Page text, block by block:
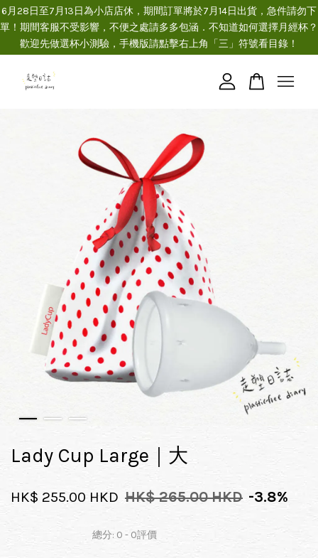
6月28日至7月13日為小店店休，期間訂單將於7月14日出貨，急件請勿下
單！期間客服不受影響，不便之處請多多包涵．不知道如何選擇月經杯？
歡迎先做選杯小測驗，手機版請點擊右上角「三」符號看目錄！
Lady Cup Large｜大
HK$ 255.00 HKD HK$ 265.00 HKD -3.8%
總分: 0 - 0評價
您的購物車目前還是空的。